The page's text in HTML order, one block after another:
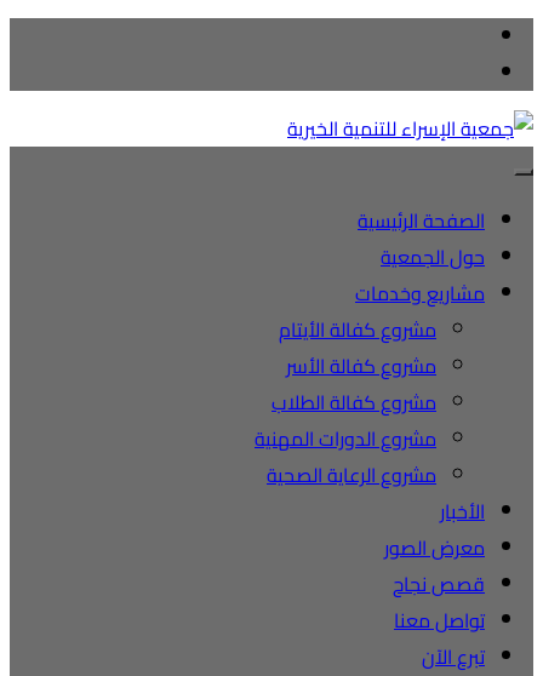
الصفحة الرئيسية
حول الجمعية
مشاريع وخدمات
مشروع كفالة الأيتام
مشروع كفالة الأسر
مشروع كفالة الطلاب
مشروع الدورات المهنية
مشروع الرعاية الصحية
الأخبار
معرض الصور
قصص نجاح
تواصل معنا
تبرع الآن